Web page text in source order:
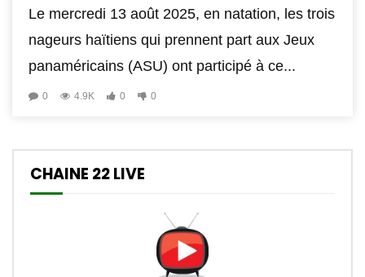
Le mercredi 13 août 2025, en natation, les trois
nageurs haïtiens qui prennent part aux Jeux
panaméricains (ASU) ont participé à ce...
0 4.9K 0 0
CHAINE 22 LIVE